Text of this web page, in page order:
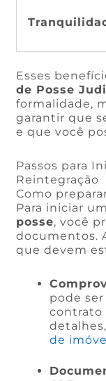
Esses
de Posse
formalidade,
garantir que
e que você
Passos para
Reintegração
Como
Para iniciar
posse, você
documentos.
que devem
pode
contrato
de